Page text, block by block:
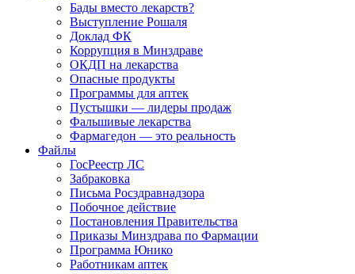
Бады вместо лекарств?
Выступление Рошаля
Доклад ФК
Коррупция в Минздраве
ОКДП на лекарства
Опасные продукты
Программы для аптек
Пустышки — лидеры продаж
Фальшивые лекарства
Фармагедон — это реальность
Файлы
ГосРеестр ЛС
Забраковка
Письма Росздравнадзора
Побочное действие
Постановления Правительства
Приказы Минздрава по Фармации
Программа Юнико
Работникам аптек